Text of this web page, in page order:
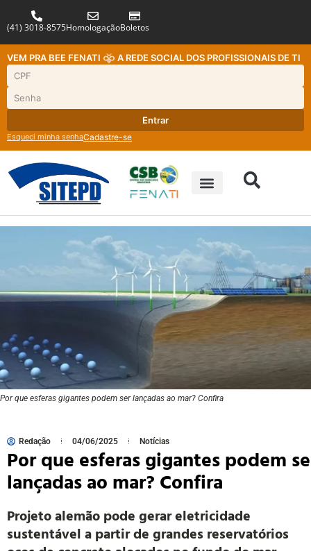
(41) 3018-8575HomologaçãoBoletos
VEM PRA BEE FENATI A REDE SOCIAL DOS PROFISSIONAIS DE TI
Entrar
Esqueci minha senhaCadastre-se
Por que esferas gigantes podem ser lançadas ao mar? Confira
Redação 04/06/2025 Notícias
Por que esferas gigantes podem
lançadas ao mar? Confira
Projeto alemão pode gerar eletricidade
sustentável a partir de grandes reservatórios